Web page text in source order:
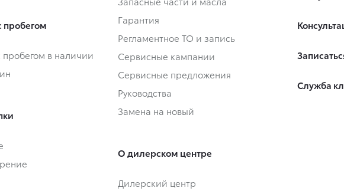
пробегом
в наличии
Гарантия
Регламентное ТО и запись
Сервисные кампании
Сервисные предложения
Руководства
Замена на новый
О дилерском центре
Дилерский центр
Служба